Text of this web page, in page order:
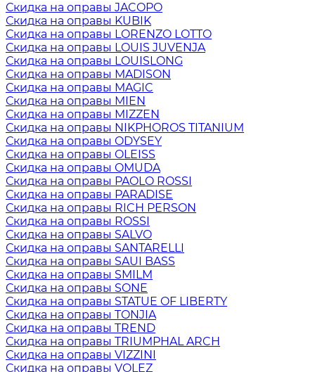
Скидка на оправы JACOPO
Скидка на оправы KUBIK
Скидка на оправы LORENZO LOTTO
Скидка на оправы LOUIS JUVENJA
Скидка на оправы LOUISLONG
Скидка на оправы MADISON
Скидка на оправы MAGIC
Скидка на оправы MIEN
Скидка на оправы MIZZEN
Скидка на оправы NIKPHOROS TITANIUM
Скидка на оправы ODYSEY
Скидка на оправы OLEISS
Скидка на оправы OMUDA
Скидка на оправы PAOLO ROSSI
Скидка на оправы PARADISE
Скидка на оправы RICH PERSON
Скидка на оправы ROSSI
Скидка на оправы SALVO
Скидка на оправы SANTARELLI
Скидка на оправы SAUI BASS
Скидка на оправы SMILM
Скидка на оправы SONE
Скидка на оправы STATUE OF LIBERTY
Скидка на оправы TONJIA
Скидка на оправы TREND
Скидка на оправы TRIUMPHAL ARCH
Скидка на оправы VIZZINI
Скидка на оправы VOLEZ